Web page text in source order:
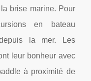
brise marine. Pour
en bateau
la mer. Les
leur bonheur avec
à proximité de